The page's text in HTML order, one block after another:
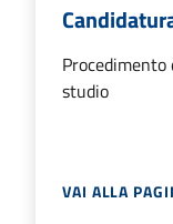
studio
VAI ALLA